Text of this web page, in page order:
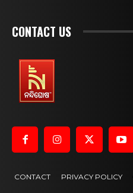
CONTACT US
CONTACT PRIVACY POLICY